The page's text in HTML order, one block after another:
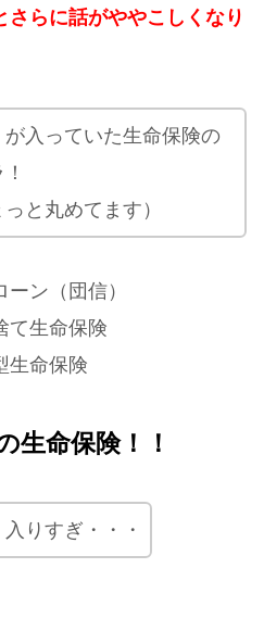
らに話がややこしくなり
入っていた生命保険の
っと丸めてます）
ン（団信）
て生命保険
生命保険
生命保険！！
りすぎ・・・